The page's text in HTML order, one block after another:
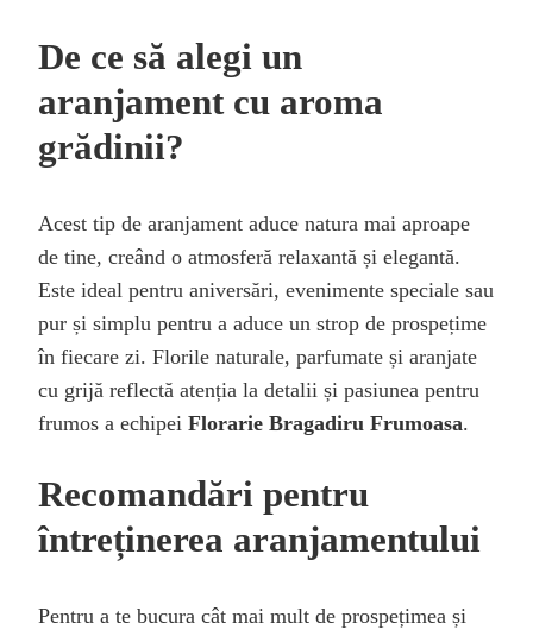
De ce să alegi un
aranjament cu aroma
grădinii?
Acest tip de aranjament aduce natura mai aproape
de tine, creând o atmosferă relaxantă și elegantă.
Este ideal pentru aniversări, evenimente speciale sau
pur și simplu pentru a aduce un strop de prospețime
în fiecare zi. Florile naturale, parfumate și aranjate
cu grijă reflectă atenția la detalii și pasiunea pentru
frumos a echipei Florarie Bragadiru Frumoasa.
Recomandări pentru
întreținerea aranjamentului
Pentru a te bucura cât mai mult de prospețimea și